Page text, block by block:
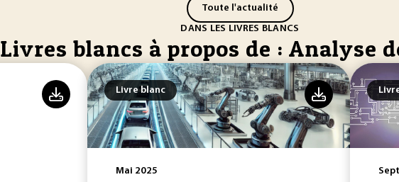
Toute l'actualité
DANS LES LIVRES BLANCS
Livres blancs à propos de : Analyse
Livre blanc
Mai 2025